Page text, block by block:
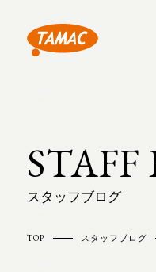
STAFF
スタッフブログ
TOP スタッフブログ